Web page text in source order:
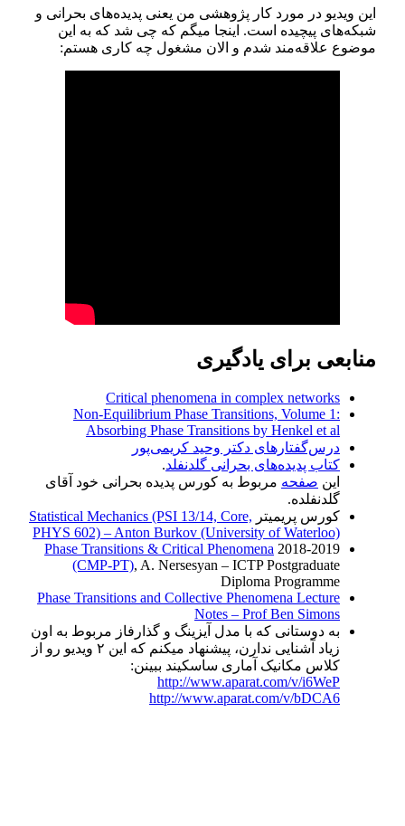
این ویدیو در مورد کار پژوهشی من یعنی پدیده‌های بحرانی و
شبکه‌های پیچیده است. اینجا میگم که چی شد که به این
موضوع علاقه‌مند شدم و الان مشغول چه کاری هستم:
منابعی برای یادگیری
Critical phenomena in complex networks
Non-Equilibrium Phase Transitions, Volume 1:
Absorbing Phase Transitions by Henkel et al
درس‌گفتارهای دکتر وحید کریمی‌پور
کتاب پدیده‌های بحرانی گلدنفلد.
این صفحه مربوط به کورس پدیده بحرانی خود آقای
گلدنفلده.
کورس پریمیتر Statistical Mechanics (PSI 13/14, Core,
PHYS 602) – Anton Burkov (University of Waterloo)
2018-2019
Phase Transitions & Critical Phenomena
(CMP-PT), A. Nersesyan – ICTP Postgraduate
Diploma Programme
Phase Transitions and Collective Phenomena Lecture
Notes – Prof Ben Simons
به دوستانی که با مدل آیزینگ و گذارفاز مربوط به اون
زیاد آشنایی ندارن، پیشنهاد میکنم که این ۲ ویدیو رو از
کلاس مکانیک آماری ساسکیند ببینن:
http://www.aparat.com/v/i6WeP
http://www.aparat.com/v/bDCA6